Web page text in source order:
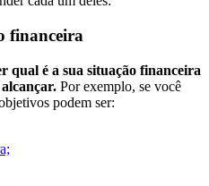
financeira
qual é a sua situação financeira
Por exemplo, se você
podem ser: